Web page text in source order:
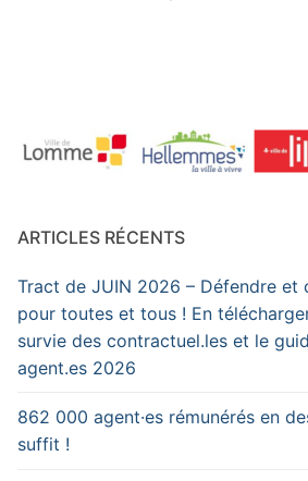
ARTICLES RÉCENTS
Tract de JUIN 2026 – Défendre et
pour toutes et tous ! En
survie des contractuel.les et le
agent.es 2026
862 000 agent·es rémunérés en
suffit !